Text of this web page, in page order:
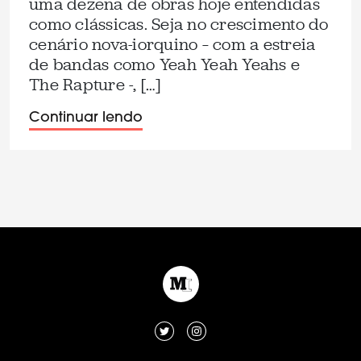
como clássicas. Seja no crescimento do
cenário nova-iorquino – com a estreia
de bandas como Yeah Yeah Yeahs e
The Rapture -, […]
Continuar lendo